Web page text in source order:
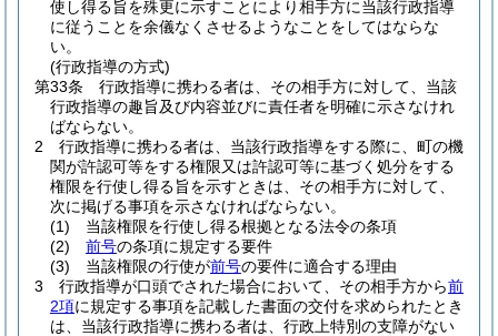
使し得る旨を殊更に示すことにより相手方に当該行政指導
に従うことを余儀なくさせるようなことをしてはならな
い。
(行政指導の方式)
第33条
行政指導に携わる者は、その相手方に対して、当該
行政指導の趣旨及び内容並びに責任者を明確に示さなけれ
ばならない。
2
行政指導に携わる者は、当該行政指導をする際に、町の機
関が許認可等をする権限又は許認可等に基づく処分をする
権限を行使し得る旨を示すときは、その相手方に対して、
次に掲げる事項を示さなければならない。
(1)
当該権限を行使し得る根拠となる法令の条項
(2)
前号の条項に規定する要件
(3)
当該権限の行使が前号の要件に適合する理由
3
行政指導が口頭でされた場合において、その相手方から前
2項に規定する事項を記載した書面の交付を求められたとき
は、当該行政指導に携わる者は、行政上特別の支障がない